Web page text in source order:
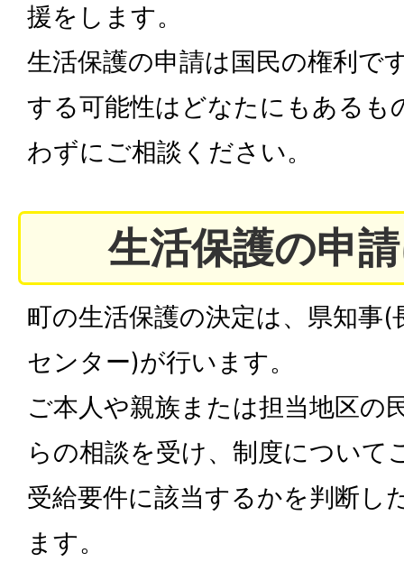
援をします。
生活保護の申請は国民の権利で
する可能性はどなたにもあるも
わずにご相談ください。
生活保護の申
町の生活保護の決定は、県知事(
センター)が行います。
ご本人や親族または担当地区の
らの相談を受け、制度について
受給要件に該当するかを判断し
ます。